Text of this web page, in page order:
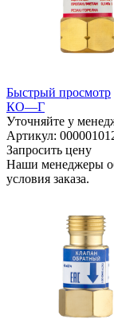
Быстрый просмотр
КО—Г
Уточняйте у
Артикул:
Запросить цену
Наши менеджеры
условия заказа.